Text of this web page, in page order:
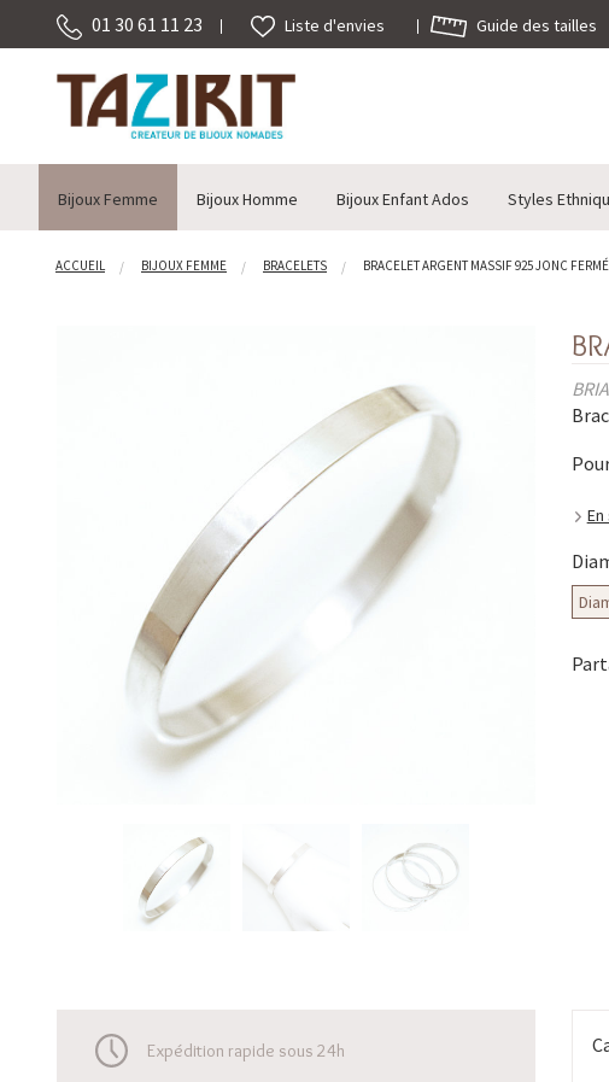
01 30 61 11 23 Liste d'envies Guide des tailles
Bijoux Femme Bijoux Homme Bijoux Enfant Ados Styles
ACCUEIL BIJOUX FEMME BRACELETS BRACELET ARGENT MASSIF 925 JONC
Expédition rapide sous 24h